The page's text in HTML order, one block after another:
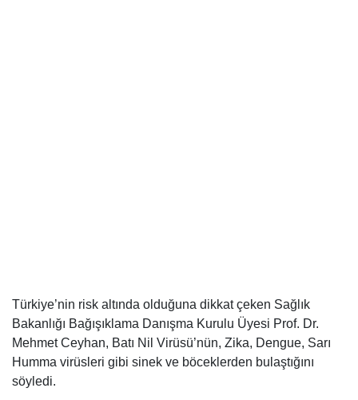
Türkiye’nin risk altında olduğuna dikkat çeken Sağlık
Bakanlığı Bağışıklama Danışma Kurulu Üyesi Prof. Dr.
Mehmet Ceyhan, Batı Nil Virüsü’nün, Zika, Dengue, Sarı
Humma virüsleri gibi sinek ve böceklerden bulaştığını
söyledi.